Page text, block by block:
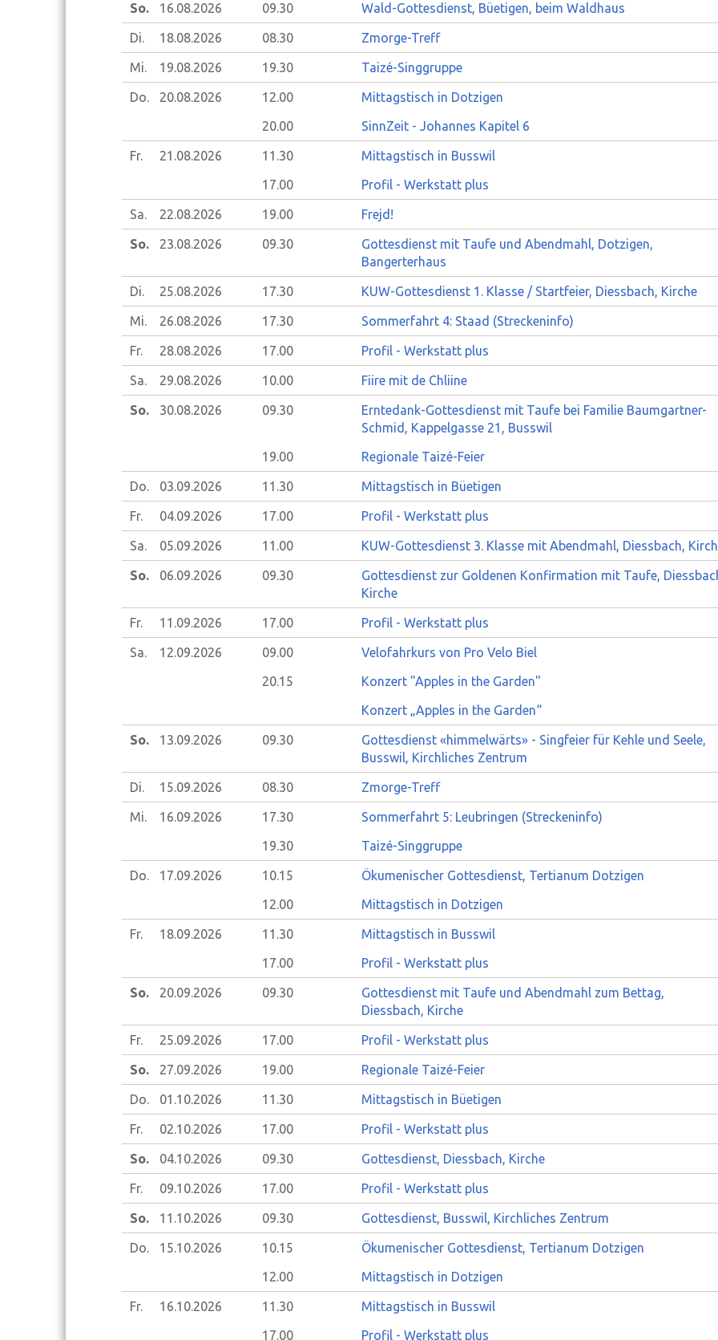
So. 16.08.2026 09.30 Wald-Gottesdienst, Büetigen, beim Waldhaus
Di. 18.08.2026 08.30 Zmorge-Treff
Mi. 19.08.2026 19.30 Taizé-Singgruppe
Do. 20.08.2026 12.00
Mittagstisch in Dotzigen
20.00
SinnZeit - Johannes Kapitel 6
Fr. 21.08.2026 11.30
Mittagstisch in Busswil
17.00
Profil - Werkstatt plus
Sa. 22.08.2026 19.00 Frejd!
So. 23.08.2026 09.30
Gottesdienst mit Taufe und Abendmahl, Dotzigen,
Bangerterhaus
Di. 25.08.2026 17.30 KUW-Gottesdienst 1. Klasse / Startfeier, Diessbach, Kirche
Mi. 26.08.2026 17.30 Sommerfahrt 4: Staad (Streckeninfo)
Fr. 28.08.2026 17.00 Profil - Werkstatt plus
Sa. 29.08.2026 10.00 Fiire mit de Chliine
So. 30.08.2026 09.30
Erntedank-Gottesdienst mit Taufe bei Familie Baumgartner-
Schmid, Kappelgasse 21, Busswil
19.00
Regionale Taizé-Feier
Do. 03.09.2026 11.30 Mittagstisch in Büetigen
Fr. 04.09.2026 17.00 Profil - Werkstatt plus
Sa. 05.09.2026 11.00 KUW-Gottesdienst 3. Klasse mit Abendmahl, Diessbach,
So. 06.09.2026 09.30
Gottesdienst zur Goldenen Konfirmation mit Taufe,
Kirche
Fr. 11.09.2026 17.00 Profil - Werkstatt plus
Sa. 12.09.2026 09.00
Velofahrkurs von Pro Velo Biel
20.15
Konzert "Apples in the Garden"
Konzert „Apples in the Garden“
So. 13.09.2026 09.30
Gottesdienst «himmelwärts» - Singfeier für Kehle und Seele,
Busswil, Kirchliches Zentrum
Di. 15.09.2026 08.30 Zmorge-Treff
Mi. 16.09.2026 17.30
Sommerfahrt 5: Leubringen (Streckeninfo)
19.30
Taizé-Singgruppe
Do. 17.09.2026 10.15
Ökumenischer Gottesdienst, Tertianum Dotzigen
12.00
Mittagstisch in Dotzigen
Fr. 18.09.2026 11.30
Mittagstisch in Busswil
17.00
Profil - Werkstatt plus
So. 20.09.2026 09.30
Gottesdienst mit Taufe und Abendmahl zum Bettag,
Diessbach, Kirche
Fr. 25.09.2026 17.00 Profil - Werkstatt plus
So. 27.09.2026 19.00 Regionale Taizé-Feier
Do. 01.10.2026 11.30 Mittagstisch in Büetigen
Fr. 02.10.2026 17.00 Profil - Werkstatt plus
So. 04.10.2026 09.30 Gottesdienst, Diessbach, Kirche
Fr. 09.10.2026 17.00 Profil - Werkstatt plus
So. 11.10.2026 09.30 Gottesdienst, Busswil, Kirchliches Zentrum
Do. 15.10.2026 10.15
Ökumenischer Gottesdienst, Tertianum Dotzigen
12.00
Mittagstisch in Dotzigen
Fr. 16.10.2026 11.30
Mittagstisch in Busswil
17.00
Profil - Werkstatt plus